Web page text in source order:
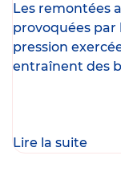
Les remontées
provoquées par
pression
entraînent des
Lire la suite